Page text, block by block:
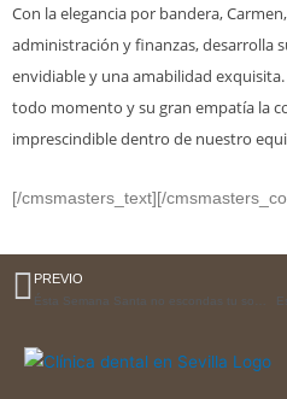
Con la elegancia por bandera,
administración y finanzas, desarrolla
envidiable y una amabilidad
todo momento y su gran empatía la
imprescindible dentro de nuestro
[/cmsmasters_text][/
PREVIO